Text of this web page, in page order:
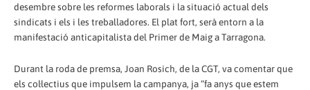
desembre sobre les reformes laborals i la situació actual dels
sindicats i els i les treballadores. El plat fort, serà entorn a la
manifestació anticapitalista del Primer de Maig a Tarragona.
Durant la roda de premsa, Joan Rosich, de la CGT, va comentar que
els col·lectius que impulsem la campanya, ja “fa anys que estem